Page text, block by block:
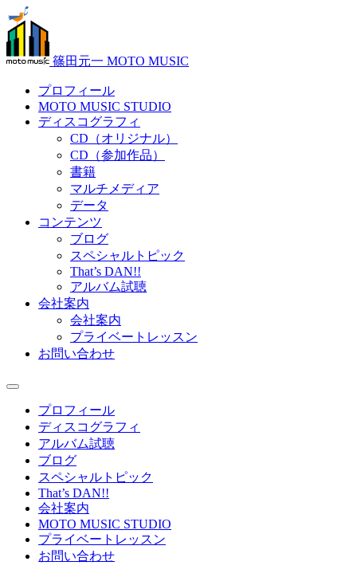
篠田元一 MOTO MUSIC
プロフィール
MOTO MUSIC STUDIO
ディスコグラフィ
CD（オリジナル）
CD（参加作品）
書籍
マルチメディア
データ
コンテンツ
ブログ
スペシャルトピック
That’s DAN!!
アルバム試聴
会社案内
会社案内
プライベートレッスン
お問い合わせ
プロフィール
ディスコグラフィ
アルバム試聴
ブログ
スペシャルトピック
That’s DAN!!
会社案内
MOTO MUSIC STUDIO
プライベートレッスン
お問い合わせ